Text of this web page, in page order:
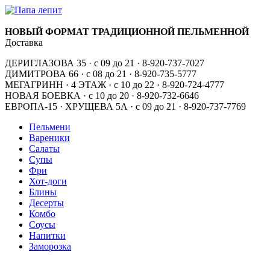
НОВЫЙ ФОРМАТ ТРАДИЦИОННОЙ ПЕЛЬМЕННОЙ
Доставка
ДЕРИГЛАЗОВА 35 · с 09 до 21 · 8-920-737-7027
ДИМИТРОВА 66 · с 08 до 21 · 8-920-735-5777
МЕГАГРИНН · 4 ЭТАЖ · с 10 до 22 · 8-920-724-4777
НОВАЯ БОЕВКА · с 10 до 20 · 8-920-732-6646
ЕВРОПА-15 · ХРУЩЕВА 5А · с 09 до 21 · 8-920-737-7769
Пельмени
Вареники
Салаты
Супы
Фри
Хот-доги
Блины
Десерты
Комбо
Соусы
Напитки
Заморозка